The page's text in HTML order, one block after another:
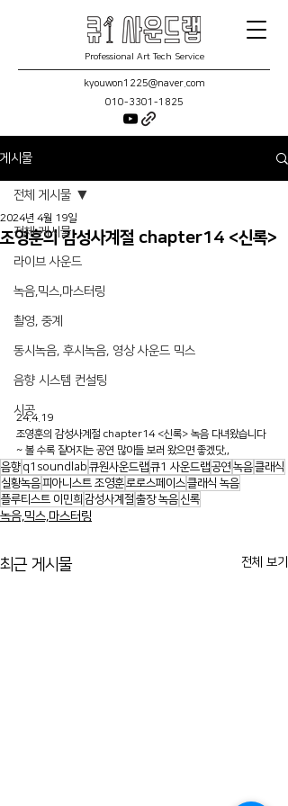
Professional Art Tech Service
kyouwon1225@naver.com
010-3301-1825
게시물
전체 게시물
라이브 사운드
녹음,믹스,마스터링
촬영, 중계
동시녹음, 후시녹음, 영상 사운드 믹스
음향 시스템 컨설팅
시공
전체 게시물
조영훈의 감성사계절 chapter14 <신록>
2024년 4월 19일
24.4.19
조영훈의 감성사계절 chapter14 <신록> 녹음 다녀왔습니다
~ 볼 수록 짙어지는 공연 많이들 보러 왔으면 좋겠닷,,
음향 q1soundlab 큐원사운드랩큐1 사운드랩공연 녹음클래식
실황녹음피아니스트 조영훈 로로스페이스 클래식 녹음
플루티스트 이민희 감성사계절 출장 녹음신록
녹음,믹스,마스터링
최근 게시물 전체 보기